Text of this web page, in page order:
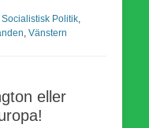
Socialistisk Politik
Vänstern
eller